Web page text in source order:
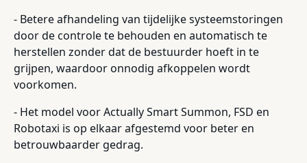
- Betere afhandeling van tijdelijke systeemstoringen
door de controle te behouden en automatisch te
herstellen zonder dat de bestuurder hoeft in te
grijpen, waardoor onnodig afkoppelen wordt
voorkomen.
- Het model voor Actually Smart Summon, FSD en
Robotaxi is op elkaar afgestemd voor beter en
betrouwbaarder gedrag.